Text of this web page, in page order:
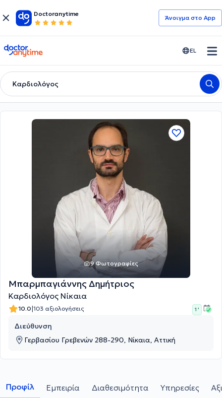
Doctoranytime
Άνοιγμα στο App
doctoranytime EL
Καρδιολόγος
9 Φωτογραφίες
Μπαρμπαγιάννης Δημήτριος
Καρδιολόγος Νίκαια
10.0|103 αξιολογήσεις 1 '
Διεύθυνση
Γερβασίου Γρεβενών 288-290, Νίκαια, Αττική
Προφίλ Εμπειρία Διαθεσιμότητα Υπηρεσίες